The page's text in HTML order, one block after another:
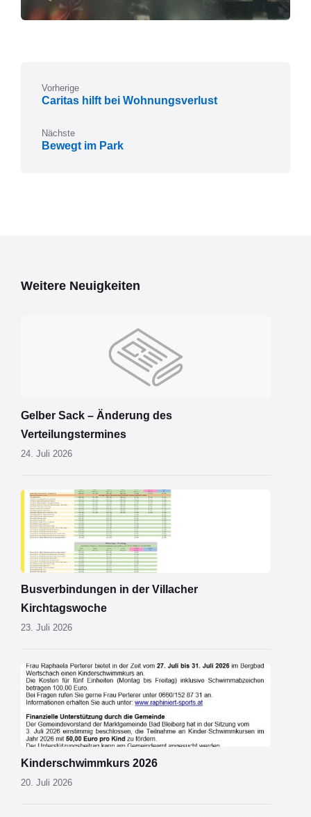
Vorherige
Caritas hilft bei Wohnungsverlust
Nächste
Bewegt im Park
Weitere Neuigkeiten
Gelber Sack – Änderung des
Verteilungstermines
24. Juli 2026
Kirchtagsbus
2026.pdf
Busverbindungen in der Villacher
Kirchtagswoche
23. Juli 2026
Schwimmkurs
2026.jpg
Kinderschwimmkurs 2026
20. Juli 2026